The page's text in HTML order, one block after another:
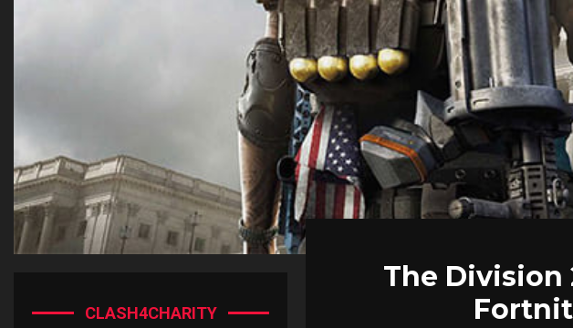
The Division
CLASH4CHARITY